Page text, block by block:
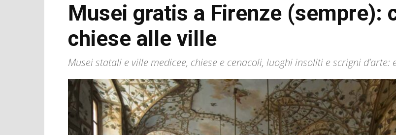
Musei gratis a Firenze (sempre):
chiese alle ville
Musei statali e ville medicee, chiese e cenacoli, luoghi insoliti e scrigni